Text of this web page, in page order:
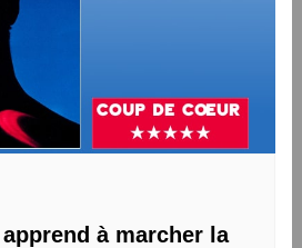
à marcher la